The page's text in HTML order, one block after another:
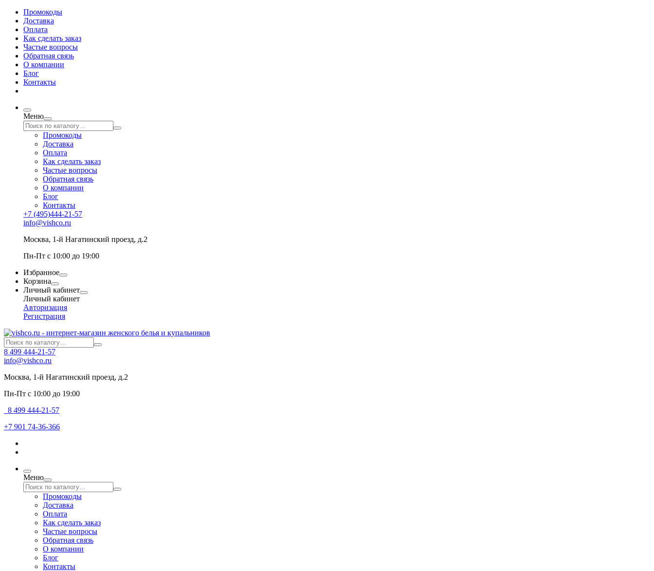
Промокоды
Доставка
Оплата
Как сделать заказ
Частые вопросы
Обратная связь
О компании
Блог
Контакты
Меню
Промокоды
Доставка
Оплата
Как сделать заказ
Частые вопросы
Обратная связь
О компании
Блог
Контакты
+7 (495)444-21-57
info@vishco.ru
Москва, 1-й Нагатинский проезд, д.2
Пн-Пт с 10:00 до 19:00
Избранное
Корзина
Личный кабинет
Личный кабинет
Авторизация
Регистрация
8 499 444-21-57
info@vishco.ru
Москва, 1-й Нагатинский проезд, д.2
Пн-Пт с 10:00 до 19:00
8 499 444-21-57
+7 901 74-36-366
Меню
Промокоды
Доставка
Оплата
Как сделать заказ
Частые вопросы
Обратная связь
О компании
Блог
Контакты